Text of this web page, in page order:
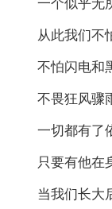
一个似乎无
从此我们不
不怕闪电和
不畏狂风骤
一切都有了
只要有他在
当我们长大